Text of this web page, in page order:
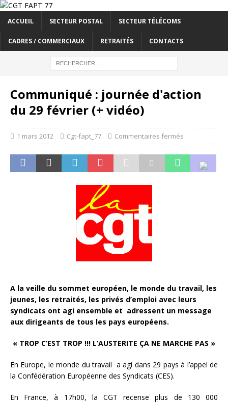
ACCUEIL SECTEUR POSTAL SECTEUR TÉLÉCOMS
CADRES / COMMERCIAUX RETRAITÉS CONTACTS
Communiqué : journée d'action
du 29 février (+ vidéo)
1 mars 2012 Cgt-fapt_77 Commentaires fermés
A la veille du sommet européen, le monde du travail, les
jeunes, les retraités, les privés d’emploi avec leurs
syndicats ont agi ensemble et adressent un message
aux dirigeants de tous les pays européens.
« TROP C’EST TROP !!! L’AUSTERITE ÇA NE MARCHE PAS »
En Europe, le monde du travail a agi dans 29 pays à l’appel de
la Confédération Européenne des Syndicats (CES).
En France, à 17h00, la CGT recense plus de 130 000